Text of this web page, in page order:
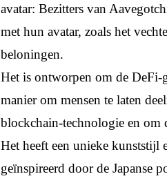
avatar: Bezitters van
met hun avatar, zoals het
beloningen.
Het is ontworpen om de DeFi-
manier om mensen te laten
blockchain-technologie en om
Het heeft een unieke kunststijl
geïnspireerd door de Japanse